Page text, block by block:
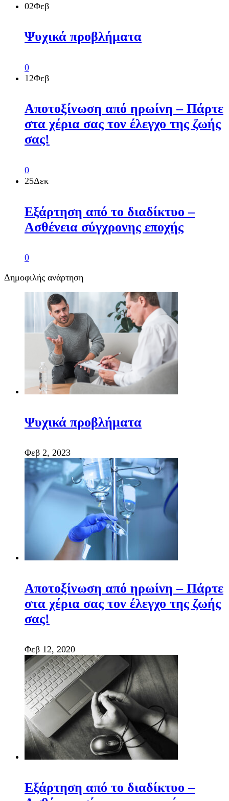
02Φεβ
Ψυχικά προβλήματα
0
12Φεβ
Αποτοξίνωση από ηρωίνη – Πάρτε
στα χέρια σας τον έλεγχο της ζωής
σας!
0
25Δεκ
Εξάρτηση από το διαδίκτυο –
Ασθένεια σύγχρονης εποχής
0
Δημοφιλής ανάρτηση
Ψυχικά προβλήματα
Φεβ 2, 2023
Αποτοξίνωση από ηρωίνη – Πάρτε
στα χέρια σας τον έλεγχο της ζωής
σας!
Φεβ 12, 2020
Εξάρτηση από το διαδίκτυο –